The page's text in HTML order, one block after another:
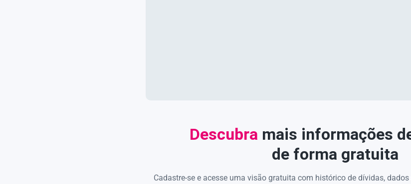
Descubra mais informações
de forma gratuita
Cadastre-se e acesse uma visão gratuita com histórico de dívidas,